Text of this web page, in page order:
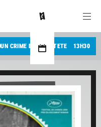
UN CRIME DANS LA TÊTE 13 H30